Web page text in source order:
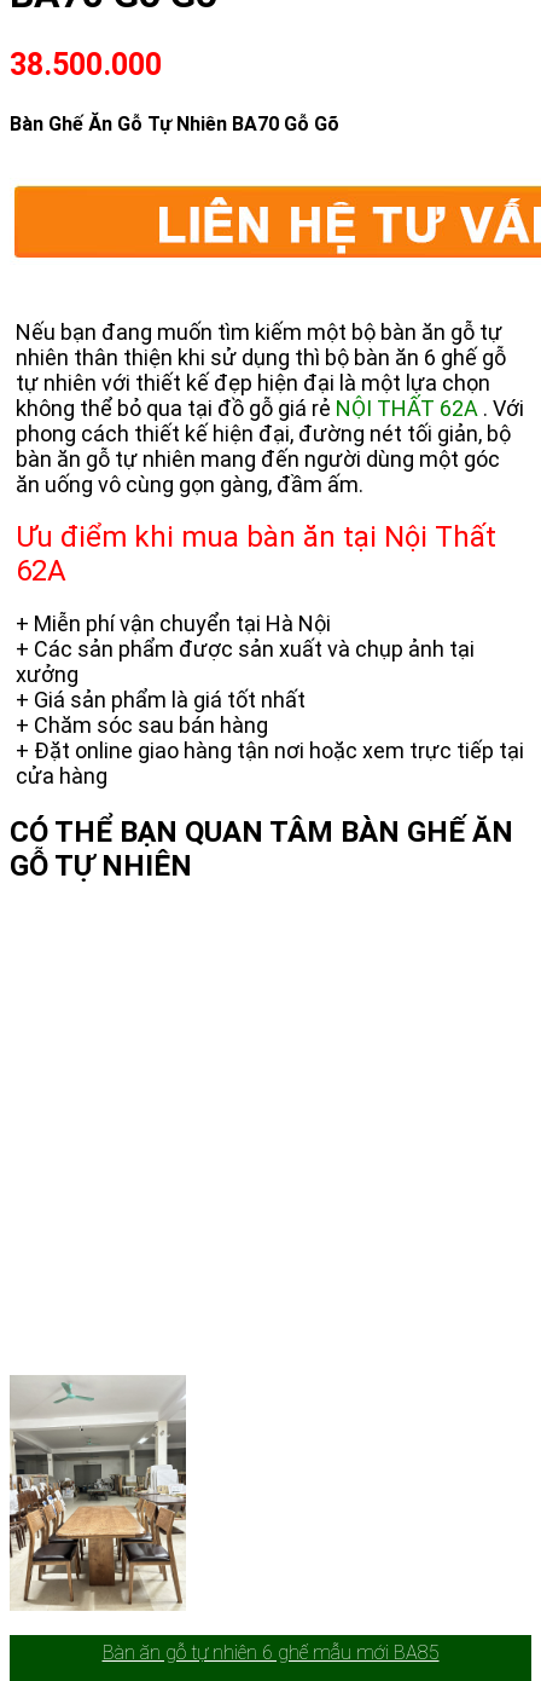
38.500.000
Bàn Ghế Ăn Gỗ Tự Nhiên BA70 Gỗ Gõ
Nếu bạn đang muốn tìm kiếm một bộ bàn ăn gỗ tự
nhiên thân thiện khi sử dụng thì bộ bàn ăn 6 ghế gỗ
tự nhiên với thiết kế đẹp hiện đại là một lựa chọn
không thể bỏ qua tại đồ gỗ giá rẻ NỘI THẤT 62A . Với
phong cách thiết kế hiện đại, đường nét tối giản, bộ
bàn ăn gỗ tự nhiên mang đến người dùng một góc
ăn uống vô cùng gọn gàng, đầm ấm.
Ưu điểm khi mua bàn ăn tại Nội Thất
62A
+ Miễn phí vận chuyển tại Hà Nội
+ Các sản phẩm được sản xuất và chụp ảnh tại
xưởng
+ Giá sản phẩm là giá tốt nhất
+ Chăm sóc sau bán hàng
+ Đặt online giao hàng tận nơi hoặc xem trực tiếp tại
cửa hàng
CÓ THỂ BẠN QUAN TÂM BÀN GHẾ ĂN
GỖ TỰ NHIÊN
Bàn ăn gỗ tự nhiên 6 ghế mẫu mới BA85